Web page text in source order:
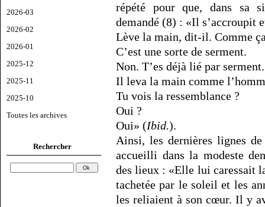
2026-03
2026-02
2026-01
2025-12
2025-11
2025-10
Toutes les archives
Rechercher
répété pour que, dans sa
demandé (8) : «Il s’accroupit
Lève la main, dit-il. Comme
C’est une sorte de serment.
Non. T’es déjà lié par
Il leva la main comme
Tu vois la ressemblance ?
Oui ?
Oui» (Ibid.).
Ainsi, les dernières lignes
accueilli dans la modeste
des lieux : «Elle lui caressait
tachetée par le soleil et les
les reliaient à son cœur. Il y